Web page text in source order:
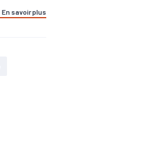
En savoir plus